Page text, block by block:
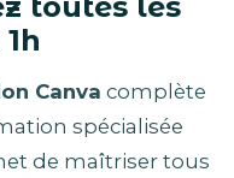
Canva complète
spécialisée
de maîtriser tous